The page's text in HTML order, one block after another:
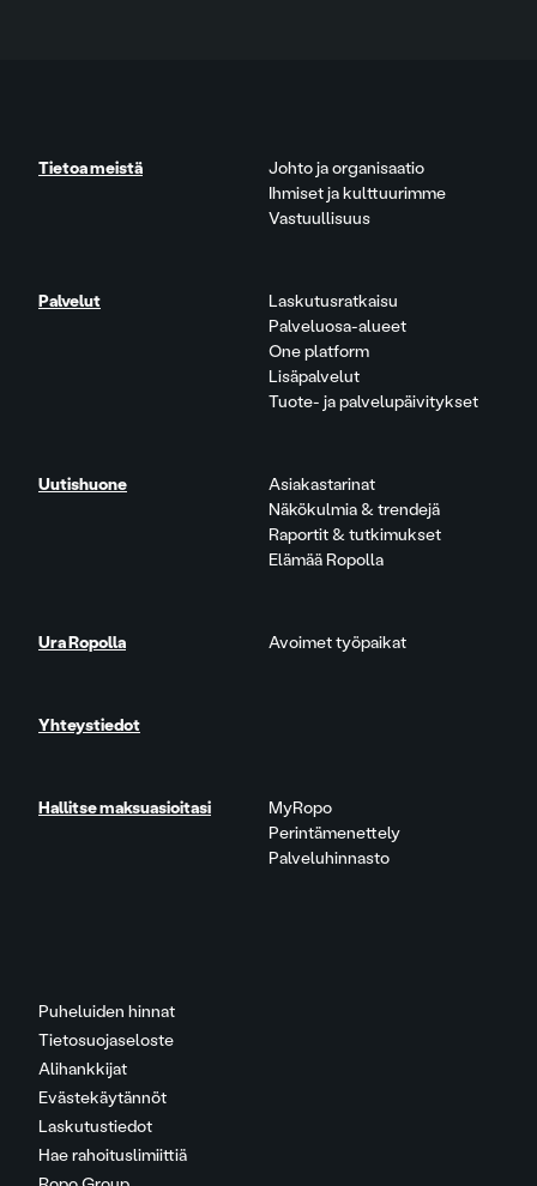
Puheluiden hinnat
Tietosuojaseloste
Alihankkijat
Evästekäytännöt
Laskutustiedot
Hae rahoituslimiittiä
Tietoa meistä
Johto ja organisaatio
Ihmiset ja kulttuurimme
Vastuullisuus
Palvelut
Laskutusratkaisu
Palveluosa-alueet
One platform
Lisäpalvelut
Tuote- ja palvelupäivitykset
Uutishuone
Asiakastarinat
Näkökulmia & trendejä
Raportit & tutkimukset
Elämää Ropolla
Ura Ropolla Avoimet työpaikat
Yhteystiedot
Hallitse maksuasioitasi
MyRopo
Perintämenettely
Palveluhinnasto